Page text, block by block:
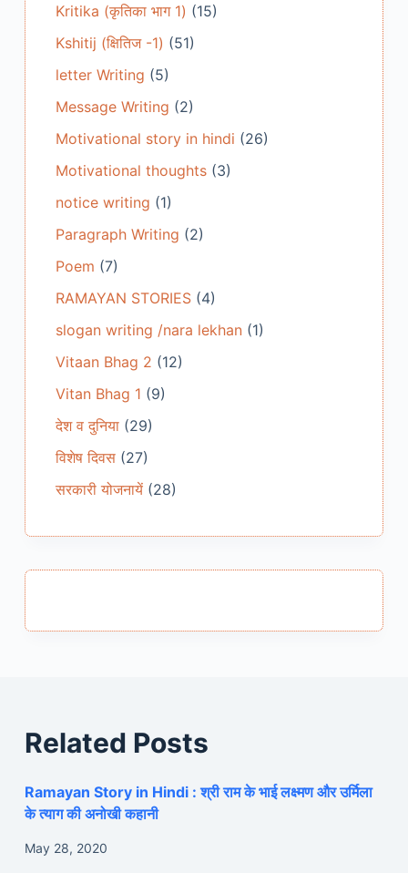
Kritika (कृतिका भाग 1) (15)
Kshitij (क्षितिज -1) (51)
letter Writing (5)
Message Writing (2)
Motivational story in hindi (26)
Motivational thoughts(3)
notice writing (1)
Paragraph Writing (2)
Poem (7)
RAMAYAN STORIES(4)
slogan writing /nara lekhan(1)
Vitaan Bhag 2 (12)
Vitan Bhag 1 (9)
देश व दुनिया(29)
विशेष दिवस(27)
सरकारी योजनायें(28)
Related Posts
Ramayan Story in Hindi : श्री राम के भाई लक्ष्मण और उर्मिला
के त्याग की अनोखी कहानी
May 28, 2020